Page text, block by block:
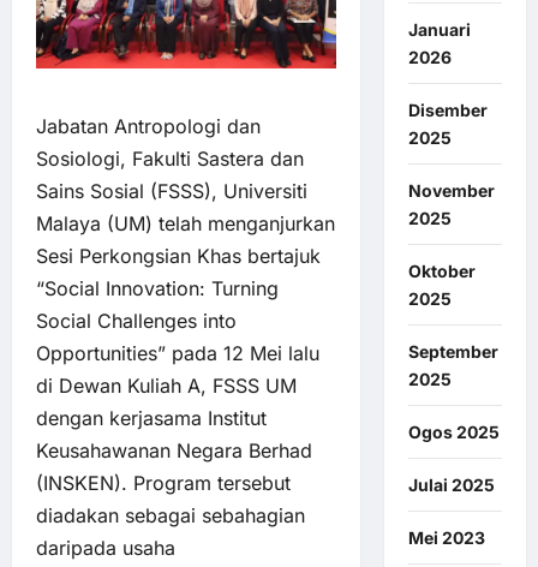
Jabatan Antropologi dan
Sosiologi, Fakulti Sastera dan
Sains Sosial (FSSS), Universiti
Malaya (UM) telah menganjurkan
Sesi Perkongsian Khas bertajuk
“Social Innovation: Turning
Social Challenges into
Opportunities” pada 12 Mei lalu
di Dewan Kuliah A, FSSS UM
dengan kerjasama Institut
Keusahawanan Negara Berhad
(INSKEN). Program tersebut
diadakan sebagai sebahagian
daripada usaha
Januari
2026
Disember
2025
November
2025
Oktober
2025
September
2025
Ogos 2025
Julai 2025
Mei 2023